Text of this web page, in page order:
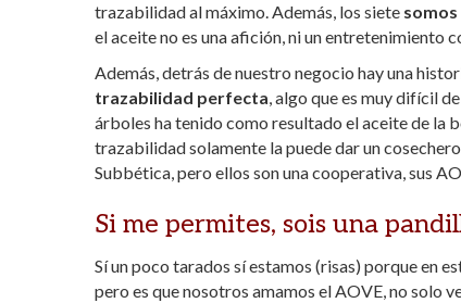
trazabilidad al máximo. Además, los siete
el aceite no es una afición, ni un entretenimiento
Además, detrás de nuestro negocio hay una
trazabilidad perfecta, algo que es muy difícil
árboles ha tenido como resultado el aceite de la
trazabilidad solamente la puede dar un
Subbética, pero ellos son una cooperativa, sus
Si me permites, sois una
Sí un poco tarados sí estamos (risas) porque en
pero es que nosotros amamos el AOVE, no solo